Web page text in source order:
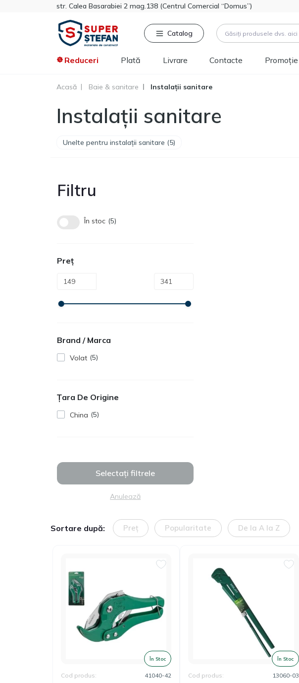
str. Calea Basarabiei 2 mag.138 (Centrul Comercial “Domus”)
Catalog
Reduceri Plată Livrare Contacte Promoție
Tikkurila
Sniezka
Vata minerala
Vopsea decorativa
Acasă Baie & sanitare Instalații sanitare
Instalații sanitare
Unelte pentru instalații sanitare (5)
Filtru
În stoc 5
Preț
Brand / Marca
Volat 5
Țara De Origine
China 5
Anulează
Selectați filtrele
Sortare după: Preț Popularitate De la A la Z
În Stoc
Cod produs: 41040-42
În Stoc
Cod produs: 13060-03